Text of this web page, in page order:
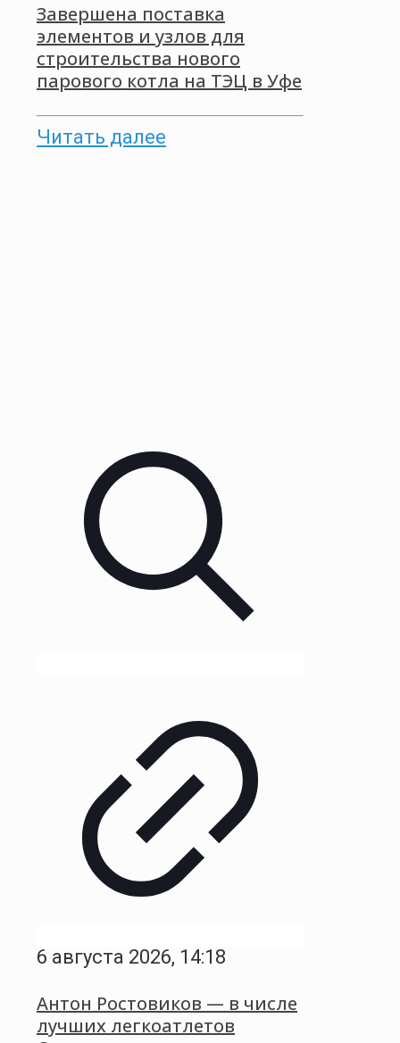
Завершена поставка
элементов и узлов для
строительства нового
парового котла на ТЭЦ в Уфе
Читать далее
6 августа 2026, 14:18
Антон Ростовиков — в числе
лучших легкоатлетов